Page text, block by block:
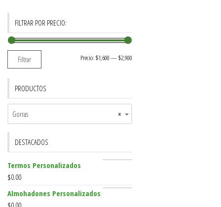
FILTRAR POR PRECIO:
Filtrar Precio: $1,600—$2,900
PRODUCTOS
×
Gorras
DESTACADOS
Termos Personalizados
$0.00
Almohadones Personalizados